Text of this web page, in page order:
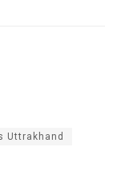
Uttrakhand